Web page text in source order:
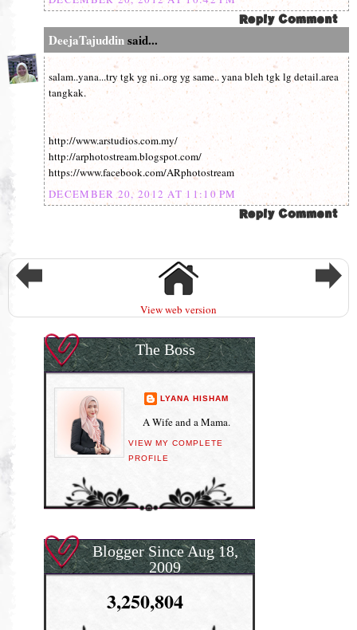
DeejaTajuddinsaid...
salam..yana...try tgk yg ni..org yg same.. yana bleh tgk lg detail.area
tangkak.
http://www.arstudios.com.my/
http://arphotostream.blogspot.com/
https://www.facebook.com/ARphotostream
DECEMBER 20, 2012 AT 11:10 PM
View web version
The Boss
LYANA HISHAM
A Wife and a Mama.
VIEW MY COMPLETE
PROFILE
Blogger Since Aug 18,
2009
3,250,804